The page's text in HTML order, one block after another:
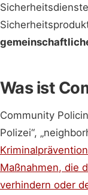
Was ist
Community
Polizei“,
Kriminalprävention
Maßnahmen, die
verhindern oder